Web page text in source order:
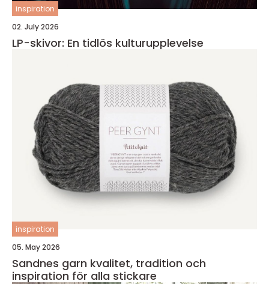
inspiration
02. July 2026
LP-skivor: En tidlös kulturupplevelse
inspiration
05. May 2026
Sandnes garn kvalitet, tradition och
inspiration för alla stickare